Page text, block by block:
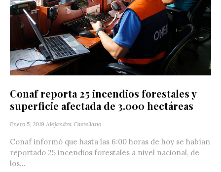
Conaf reporta 25 incendios forestales y
superficie afectada de 3.000 hectáreas
Enero 5, 2019 Alejandra Castellano
Conaf informó que hasta las 6:00 horas de hoy se habían
reportado 25 incendios forestales a nivel nacional, de
los...